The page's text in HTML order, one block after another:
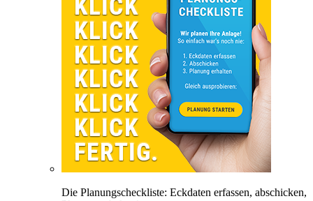
Die Planungscheckliste: Eckdaten erfassen, abschicken,